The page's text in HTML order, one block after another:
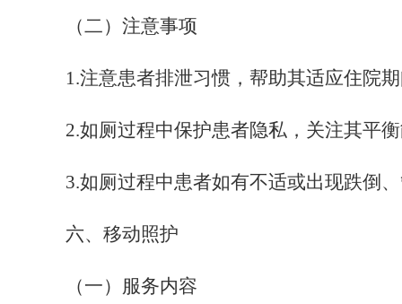
（二）注意事项
1.注意患者排泄习惯，帮助其适应住院
2.如厕过程中保护患者隐私，关注其平
3.如厕过程中患者如有不适或出现跌倒
六、移动照护
（一）服务内容